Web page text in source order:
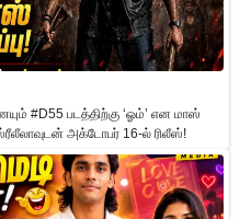
#D55 படத்திற்கு ‘ஓம்’ என மாஸ்
அக்டோபர் 16-ல் ரிலீஸ்!